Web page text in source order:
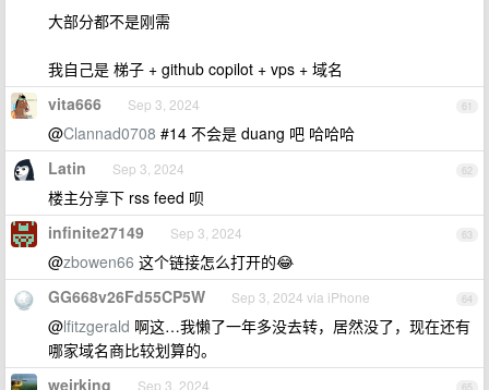
大部分都不是刚需
我自己是 梯子 + github copilot + vps + 域名
61
vita666 Sep 3, 2024
@Clannad0708 #14 不会是 duang 吧 哈哈哈
62
Latin Sep 3, 2024
楼主分享下 rss feed 呗
63
infinite27149 Sep 3, 2024
@zbowen66 这个链接怎么打开的😂
64
GG668v26Fd55CP5W Sep 3, 2024 via iPhone
@lfitzgerald 啊这…我懒了一年多没去转，居然没了，现在还有
哪家域名商比较划算的。
weirking Sep 3, 2024